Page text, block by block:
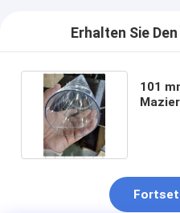
Erhalten Sie
101